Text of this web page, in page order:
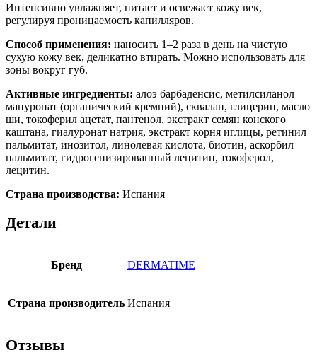
Интенсивно увлажняет, питает и освежает кожу век,
регулируя проницаемость капилляров.
Способ применения: наносить 1–2 раза в день на чистую
сухую кожу век, деликатно втирать. Можно использовать для
зоны вокруг губ.
Активные ингредиенты: алоэ барбаденсис, метилсиланол
мануронат (органический кремний), сквалан, глицерин, масло
ши, токоферил ацетат, пантенол, экстракт семян конского
каштана, гиалуронат натрия, экстракт корня иглицы, ретинил
пальмитат, инозитол, линолевая кислота, биотин, аскорбил
пальмитат, гидрогенизированный лецитин, токоферол,
лецитин.
Страна производства: Испания
Детали
Бренд DERMATIME
Страна производитель Испания
Отзывы